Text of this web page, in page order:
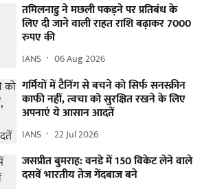
तमिलनाडु ने मछली पकड़ने पर प्रतिबंध के
लिए दी जाने वाली राहत राशि बढ़ाकर 7000
रुपए की
IANS 06 Aug 2026
गर्मियों में टैनिंग से बचने को सिर्फ सनस्क्रीन
काफी नहीं, त्वचा को सुरक्षित रखने के लिए
अपनाएं ये आसान आदतें
IANS 22 Jul 2026
जसप्रीत बुमराह: वनडे में 150 विकेट लेने वाले
दसवें भारतीय तेज गेंदबाज बने